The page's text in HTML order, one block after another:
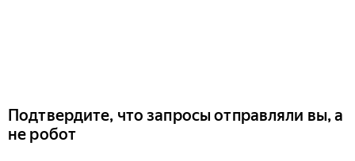
Подтвердите, что запросы отправляли вы, а
не робот